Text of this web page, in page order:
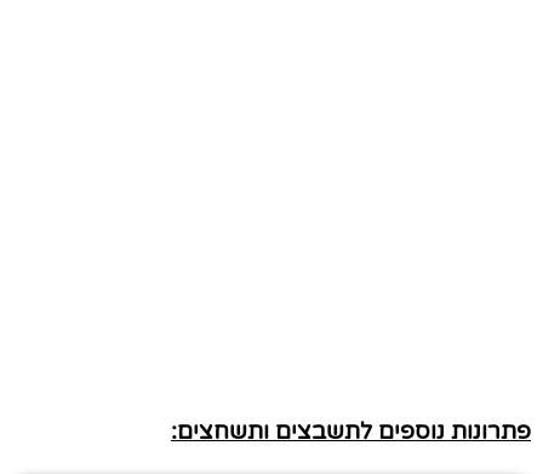
פתרונות נוספים לתשבצים ותשחצים: